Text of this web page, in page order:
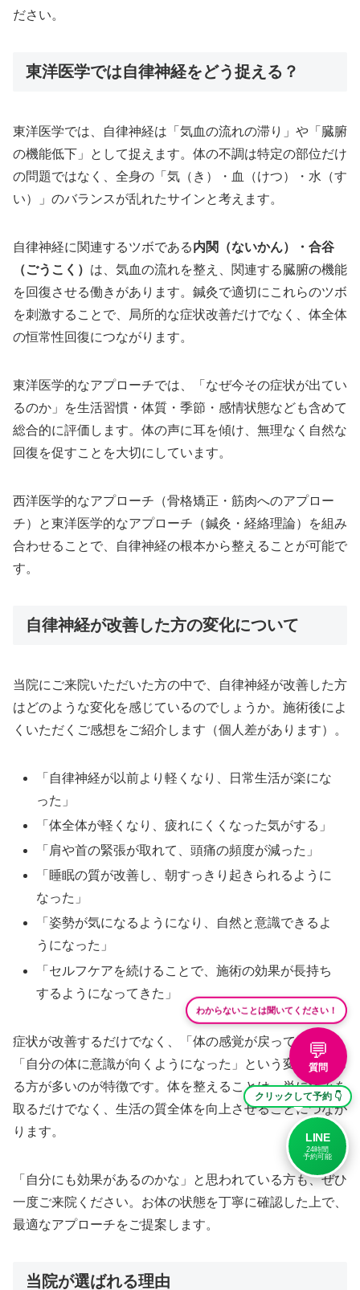
ださい。
東洋医学では自律神経をどう捉える？
東洋医学では、自律神経は「気血の流れの滞り」や「臓腑
の機能低下」として捉えます。体の不調は特定の部位だけ
の問題ではなく、全身の「気（き）・血（けつ）・水（す
い）」のバランスが乱れたサインと考えます。
自律神経に関連するツボである内関（ないかん）・合谷
（ごうこく） は、気血の流れを整え、関連する臓腑の機能
を回復させる働きがあります。鍼灸で適切にこれらのツボ
を刺激することで、局所的な症状改善だけでなく、体全体
の恒常性回復につながります。
東洋医学的なアプローチでは、「なぜ今その症状が出てい
るのか」を生活習慣・体質・季節・感情状態なども含めて
総合的に評価します。体の声に耳を傾け、無理なく自然な
回復を促すことを大切にしています。
西洋医学的なアプローチ（骨格矯正・筋肉へのアプロー
チ）と東洋医学的なアプローチ（鍼灸・経絡理論）を組み
合わせることで、自律神経の根本から整えることが可能で
す。
自律神経が改善した方の変化について
当院にご来院いただいた方の中で、自律神経が改善した方
はどのような変化を感じているのでしょうか。施術後によ
くいただくご感想をご紹介します（個人差があります）。
「自律神経が以前より軽くなり、日常生活が楽にな
った」
「体全体が軽くなり、疲れにくくなった気がする」
「肩や首の緊張が取れて、頭痛の頻度が減った」
「睡眠の質が改善し、朝すっきり起きられるように
なった」
「姿勢が気になるようになり、自然と意識できるよ
うになった」
「セルフケアを続けることで、施術の効果が長持ち
するようになってきた」
症状が改善するだけでなく、「体の感覚が戻ってきた」
「自分の体に意識が向くようになった」という変化を感じ
る方が多いのが特徴です。体を整えることは、単に痛みを
取るだけでなく、生活の質全体を向上させることにつなが
ります。
「自分にも効果があるのかな」と思われている方も、ぜひ
一度ご来院ください。お体の状態を丁寧に確認した上で、
最適なアプローチをご提案します。
当院が選ばれる理由
わからないことは聞いてください！
💬
質問
クリックして予約 👇
LINE
24時間
予約可能